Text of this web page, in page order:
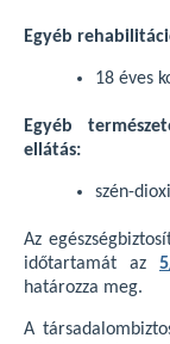
Egyéb
18 éves
Egyéb
ellátás:
szén-
Az
időtartamát az
határozza meg.
A